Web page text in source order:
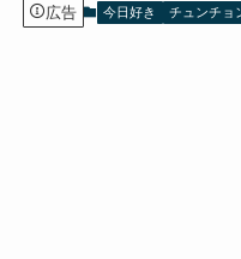
広告 今日好き チュンチョ